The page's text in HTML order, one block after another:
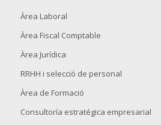
Àrea Laboral
Àrea Fiscal Comptable
Àrea Jurídica
RRHH i selecció de personal
Àrea de Formació
Consultoría estratégica empresarial